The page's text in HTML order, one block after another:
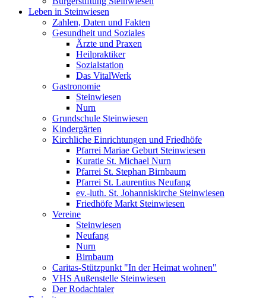
Leben in Steinwiesen
Zahlen, Daten und Fakten
Gesundheit und Soziales
Ärzte und Praxen
Heilpraktiker
Sozialstation
Das VitalWerk
Gastronomie
Steinwiesen
Nurn
Grundschule Steinwiesen
Kindergärten
Kirchliche Einrichtungen und Friedhöfe
Pfarrei Mariae Geburt Steinwiesen
Kuratie St. Michael Nurn
Pfarrei St. Stephan Birnbaum
Pfarrei St. Laurentius Neufang
ev.-luth. St. Johanniskirche Steinwiesen
Friedhöfe Markt Steinwiesen
Vereine
Steinwiesen
Neufang
Nurn
Birnbaum
Caritas-Stützpunkt "In der Heimat wohnen"
VHS Außenstelle Steinwiesen
Der Rodachtaler